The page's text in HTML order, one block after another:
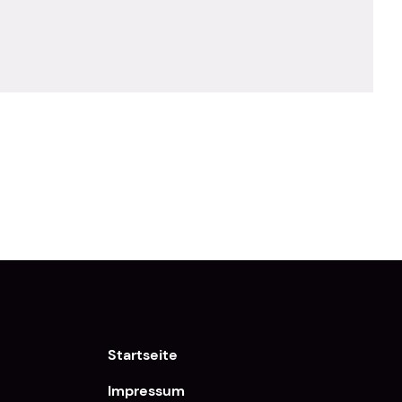
Startseite
Impressum